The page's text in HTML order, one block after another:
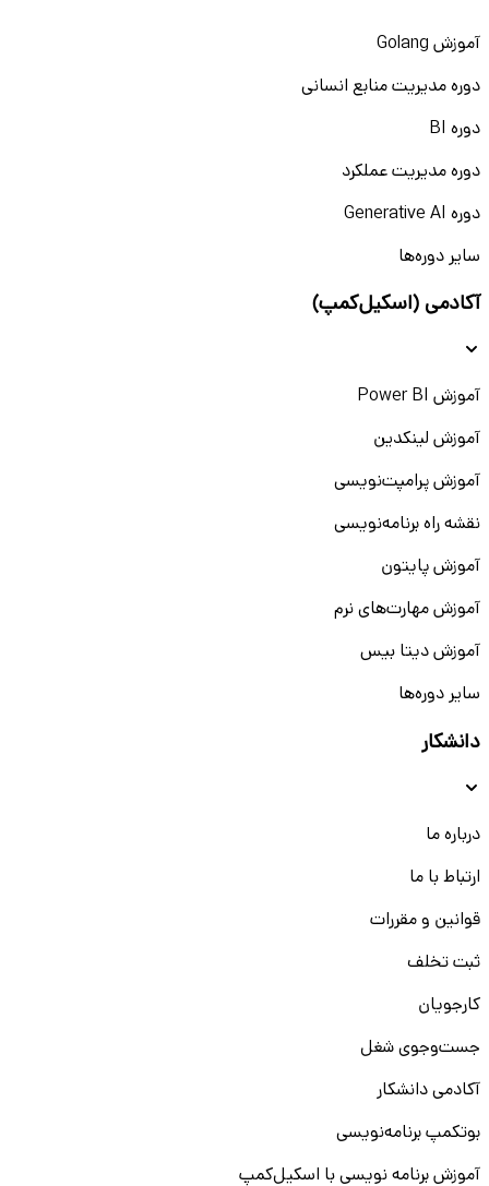
آموزش Golang
دوره مدیریت منابع انسانی
دوره BI
دوره مدیریت عملکرد
دوره Generative AI
سایر دوره‌ها
آکادمی (اسکیل‌کمپ)
آموزش Power BI
آموزش لینکدین
آموزش پرامپت‌نویسی
نقشه راه برنامه‌نویسی
آموزش پایتون
آموزش مهارت‌های نرم
آموزش دیتا بیس
سایر دوره‌ها
دانشکار
درباره ما
ارتباط با ما
قوانین و مقررات
ثبت تخلف
کارجویان
جست‌و‌جوی شغل
آکادمی دانشکار
بوتکمپ برنامه‌نویسی
آموزش برنامه نویسی با اسکیل‌کمپ